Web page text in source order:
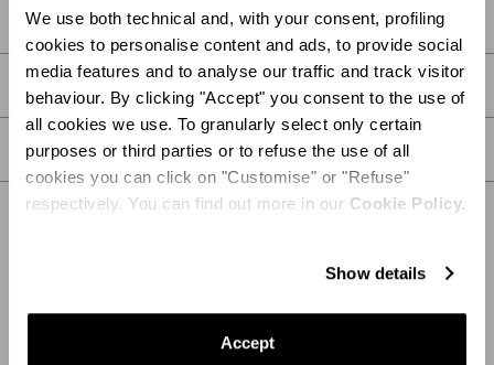
We use both technical and, with your consent, profiling
cookies to personalise content and ads, to provide social
media features and to analyse our traffic and track visitor
behaviour. By clicking "Accept" you consent to the use of
all cookies we use. To granularly select only certain
purposes or third parties or to refuse the use of all
cookies you can click on "Customise" or "Refuse"
respectively. You can find out more in our Cookie Policy.
Show details
Accept
BESCHREIBUNG
PFLEGE